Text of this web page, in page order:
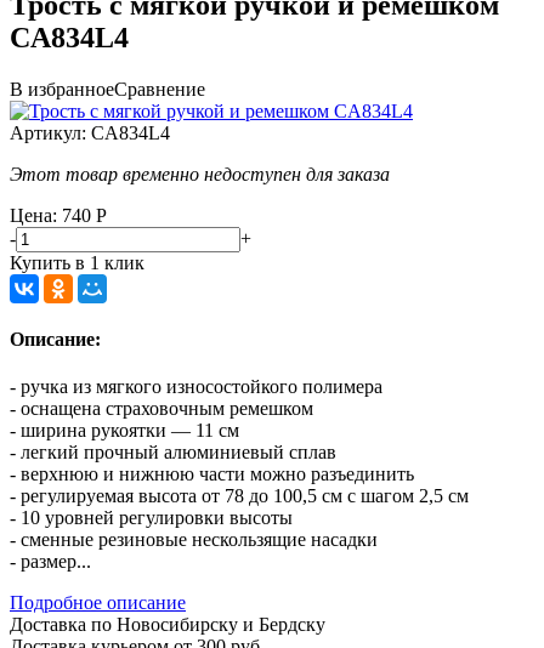
CA834L4
В избранноеСравнение
Артикул: CA834L4
Этот товар временно недоступен для заказа
Цена: 740 Р
-
+
Купить в 1 клик
Описание:
- ручка из мягкого износостойкого полимера
- оснащена страховочным ремешком
- ширина рукоятки — 11 см
- легкий прочный алюминиевый сплав
- верхнюю и нижнюю части можно разъединить
- регулируемая высота от 78 до 100,5 см с шагом 2,5 см
- 10 уровней регулировки высоты
- сменные резиновые нескользящие насадки
- размер...
Подробное описание
Доставка по Новосибирску и Бердску